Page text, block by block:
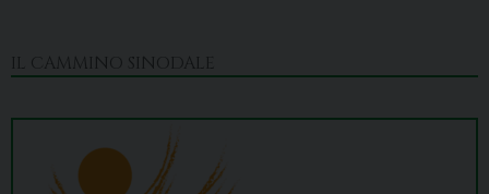
IL CAMMINO SINODALE